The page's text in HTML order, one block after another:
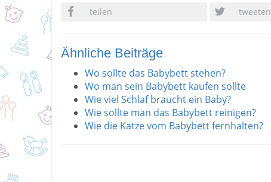
teilen tweeten
Ähnliche Beiträge
Wo sollte das Babybett stehen?
Wo man sein Babybett kaufen sollte
Wie viel Schlaf braucht ein Baby?
Wie sollte man das Babybett reinigen?
Wie die Katze vom Babybett fernhalten?